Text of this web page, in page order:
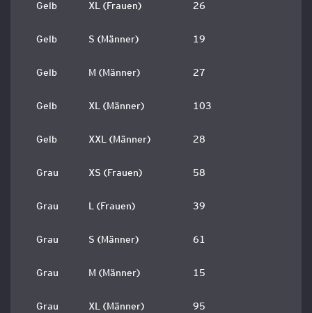
Gelb XL (Frauen) 26
Gelb S (Männer) 19
Gelb M (Männer) 27
Gelb XL (Männer) 103
Gelb XXL (Männer) 28
Grau XS (Frauen) 58
Grau L (Frauen) 39
Grau S (Männer) 61
Grau M (Männer) 15
Grau XL (Männer) 95